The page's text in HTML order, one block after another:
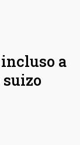
a